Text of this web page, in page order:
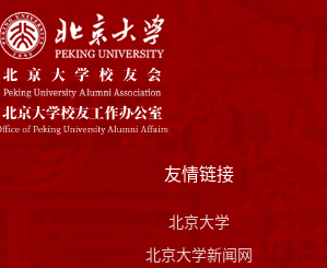
友情链接
北京大学
北京大学新闻网